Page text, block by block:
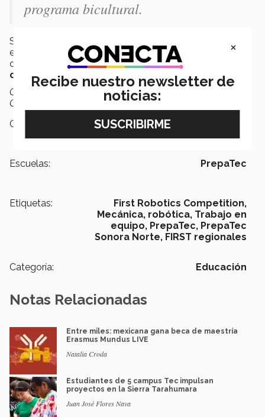
programa bicultural.
Sin duda alguna, los participantes harán un gran papel
en el próximo evento y llevarán esta experiencia
consigo como un logro y camino a la decisión de su
carrera profesional
Con información de Fernando Fierro e imágenes de Luis
Germán Aguilar.
Campus:
Escuelas: PrepaTec
Etiquetas:
First Robotics Competition,
Mecánica, robótica, Trabajo en
equipo, PrepaTec, PrepaTec
Sonora Norte, FIRST regionales
Categoría: Educación
Notas Relacionadas
Entre miles: mexicana gana beca de maestría
Erasmus Mundus LIVE
Natalia Croda
Estudiantes de 5 campus Tec impulsan
proyectos en la Sierra Tarahumara
Juan José Flores Nava
×
Recibe nuestro newsletter de
noticias: